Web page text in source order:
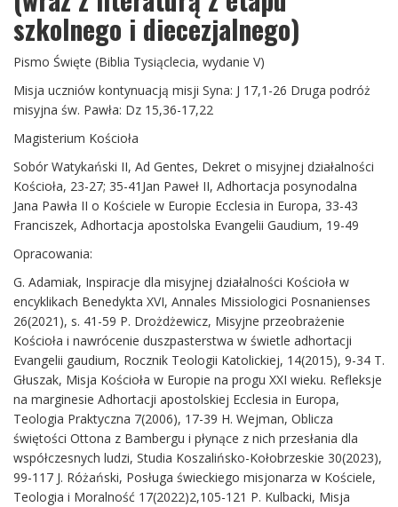
szkolnego i diecezjalnego)
Pismo Święte (Biblia Tysiąclecia, wydanie V)
Misja uczniów kontynuacją misji Syna: J 17,1-26 Druga podróż
misyjna św. Pawła: Dz 15,36-17,22
Magisterium Kościoła
Sobór Watykański II, Ad Gentes, Dekret o misyjnej działalności
Kościoła, 23-27; 35-41Jan Paweł II, Adhortacja posynodalna
Jana Pawła II o Kościele w Europie Ecclesia in Europa, 33-43
Franciszek, Adhortacja apostolska Evangelii Gaudium, 19-49
Opracowania:
G. Adamiak, Inspiracje dla misyjnej działalności Kościoła w
encyklikach Benedykta XVI, Annales Missiologici Posnanienses
26(2021), s. 41-59 P. Drożdżewicz, Misyjne przeobrażenie
Kościoła i nawrócenie duszpasterstwa w świetle adhortacji
Evangelii gaudium, Rocznik Teologii Katolickiej, 14(2015), 9-34 T.
Głuszak, Misja Kościoła w Europie na progu XXI wieku. Refleksje
na marginesie Adhortacji apostolskiej Ecclesia in Europa,
Teologia Praktyczna 7(2006), 17-39 H. Wejman, Oblicza
świętości Ottona z Bambergu i płynące z nich przesłania dla
współczesnych ludzi, Studia Koszalińsko-Kołobrzeskie 30(2023),
99-117 J. Różański, Posługa świeckiego misjonarza w Kościele,
Teologia i Moralność 17(2022)2,105-121 P. Kulbacki, Misja